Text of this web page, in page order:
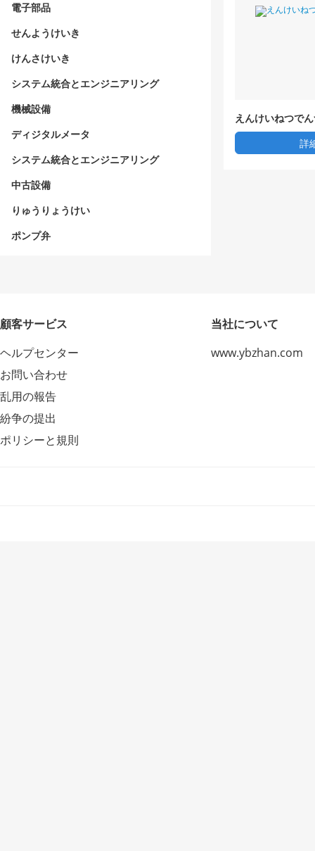
電子部品
せんようけいき
けんさけいき
システム統合とエンジニアリング
機械設備
ディジタルメータ
システム統合とエンジニアリング
中古設備
りゅうりょうけい
ポンプ弁
えんけいねつで
詳
顧客サービス
ヘルプセンター
お問い合わせ
乱用の報告
紛争の提出
ポリシーと規則
当社について
www.ybzhan.com